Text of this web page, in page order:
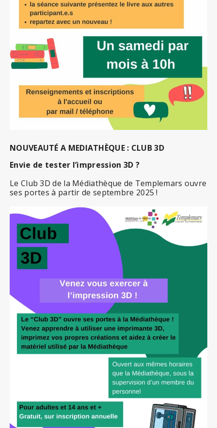
NOUVEAUTÉ A MEDIATHÈQUE : CLUB 3D
Envie de tester l’impression 3D ?
Le Club 3D de la Médiathèque de Templemars ouvre
ses portes à partir de septembre 2025 !